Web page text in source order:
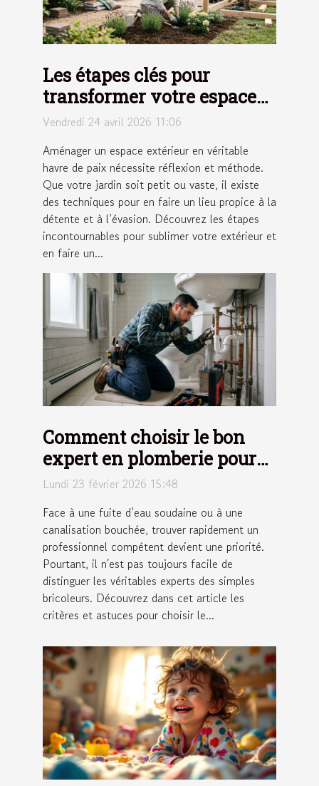
Les étapes clés pour
transformer votre espace
extérieur en un havre de
Vendredi 24 avril 2026 11:06
Aménager un espace extérieur en véritable
havre de paix nécessite réflexion et méthode.
Que votre jardin soit petit ou vaste, il existe
des techniques pour en faire un lieu propice à la
détente et à l’évasion. Découvrez les étapes
incontournables pour sublimer votre extérieur et
en faire un...
Comment choisir le bon
expert en plomberie pour
vos urgences ?
Lundi 23 février 2026 15:48
Face à une fuite d’eau soudaine ou à une
canalisation bouchée, trouver rapidement un
professionnel compétent devient une priorité.
Pourtant, il n'est pas toujours facile de
distinguer les véritables experts des simples
bricoleurs. Découvrez dans cet article les
critères et astuces pour choisir le...